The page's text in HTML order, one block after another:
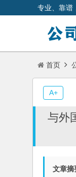
专业、靠谱
首页
与外
文章摘
A+